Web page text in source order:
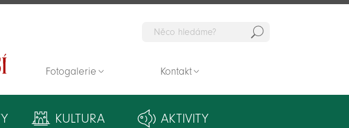
Fotogalerie Kontakt
KULTURA AKTIVITY